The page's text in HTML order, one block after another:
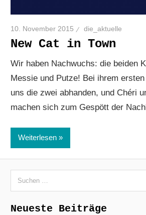
10. November 2015 die_aktuelle
New Cat in Town
Wir haben Nachwuchs: die beiden
Messie und Putze! Bei ihrem ersten
uns die zwei abhanden, und Chéri
machen sich zum Gespött der
Weiterlesen
Suchen
nach:
Neueste Beiträge